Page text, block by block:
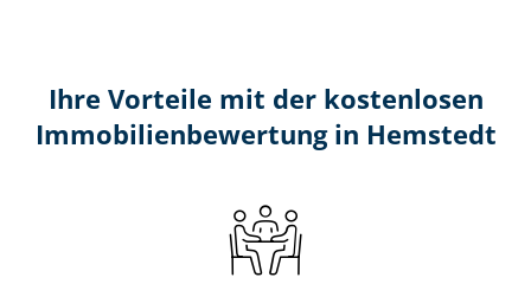
Ihre Vorteile mit der kostenlosen
Im­mo­bi­li­en­be­wer­tung in Hemstedt